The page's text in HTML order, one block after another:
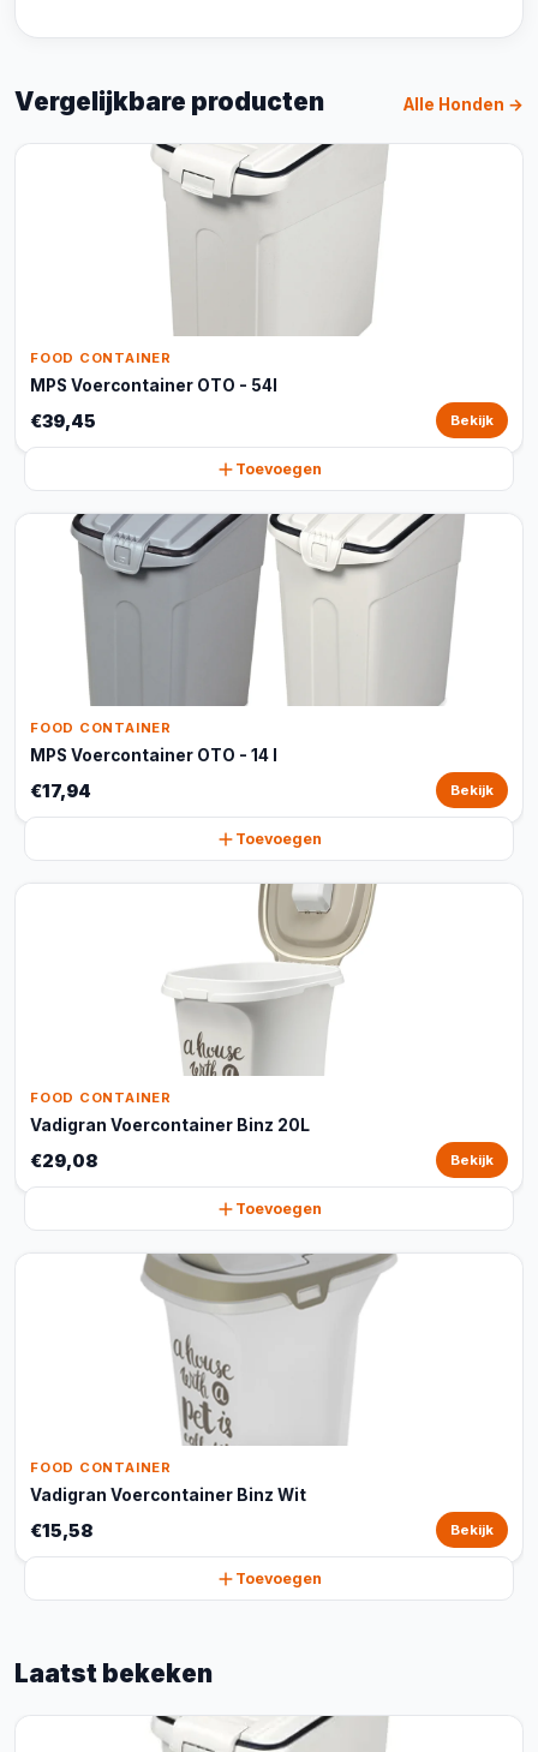
Vergelijkbare producten Alle Honden →
FOOD CONTAINER
MPS Voercontainer OTO - 54l
€39,45 Bekijk
Toevoegen
FOOD CONTAINER
MPS Voercontainer OTO - 14 l
€17,94 Bekijk
Toevoegen
FOOD CONTAINER
Vadigran Voercontainer Binz 20L
€29,08 Bekijk
Toevoegen
FOOD CONTAINER
Vadigran Voercontainer Binz Wit
€15,58 Bekijk
Toevoegen
Laatst bekeken